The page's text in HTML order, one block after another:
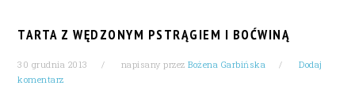
TARTA Z WĘDZONYM PSTRĄGIEM I BOĆWINĄ
30 grudnia 2013 napisany przezBożena Garbińska
Dodaj
komentarz